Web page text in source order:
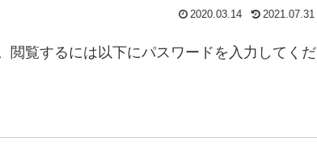
2020.03.14 2021.07.31
閲覧するには以下にパスワードを入力してくだ